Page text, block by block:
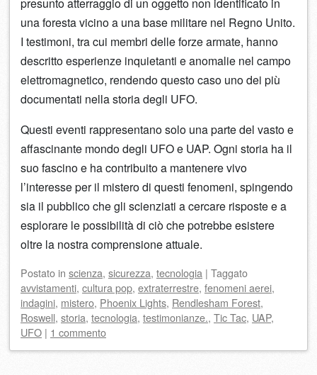
una foresta vicino a una base militare nel Regno Unito.
I testimoni, tra cui membri delle forze armate, hanno
descritto esperienze inquietanti e anomalie nel campo
elettromagnetico, rendendo questo caso uno dei più
documentati nella storia degli UFO.
Questi eventi rappresentano solo una parte del vasto e
affascinante mondo degli UFO e UAP. Ogni storia ha il
suo fascino e ha contribuito a mantenere vivo
l’interesse per il mistero di questi fenomeni, spingendo
sia il pubblico che gli scienziati a cercare risposte e a
esplorare le possibilità di ciò che potrebbe esistere
oltre la nostra comprensione attuale.
Postato in scienza, sicurezza, tecnologia | Taggato
avvistamenti, cultura pop, extraterrestre, fenomeni aerei,
indagini, mistero, Phoenix Lights, Rendlesham Forest,
Roswell, storia, tecnologia, testimonianze., Tic Tac, UAP,
UFO | 1 commento